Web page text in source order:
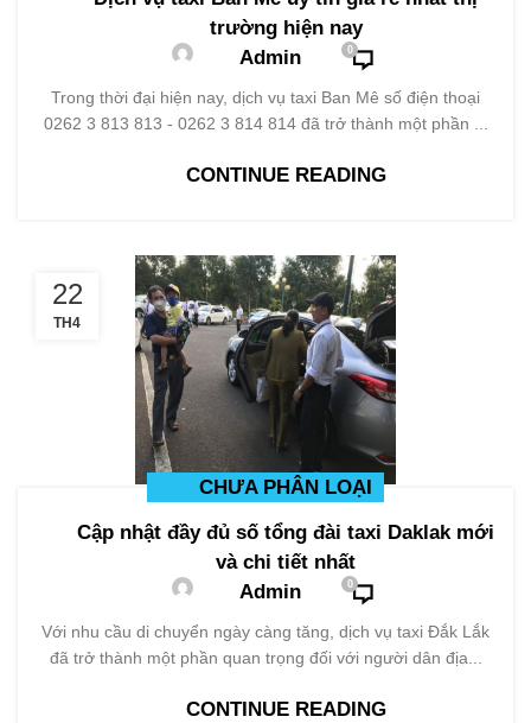
trường hiện nay
Admin
0
Trong thời đại hiện nay, dịch vụ taxi Ban Mê số điện thoại
0262 3 813 813 - 0262 3 814 814 đã trở thành một phần ...
CONTINUE READING
22
TH4
CHƯA PHÂN LOẠI
Cập nhật đầy đủ số tổng đài taxi Daklak mới
và chi tiết nhất
Admin
0
Với nhu cầu di chuyển ngày càng tăng, dịch vụ taxi Đắk Lắk
đã trở thành một phần quan trọng đối với người dân địa...
CONTINUE READING